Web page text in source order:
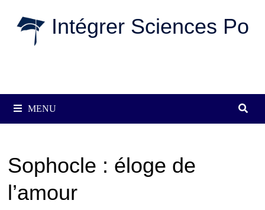
Intégrer Sciences Po
MENU
Sophocle : éloge de
l’amour